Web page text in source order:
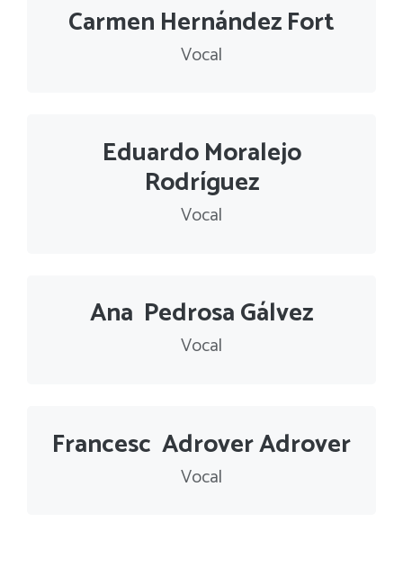
Carmen Hernández Fort
Vocal
Eduardo Moralejo
Rodríguez
Vocal
Ana Pedrosa Gálvez
Vocal
Francesc Adrover Adrover
Vocal